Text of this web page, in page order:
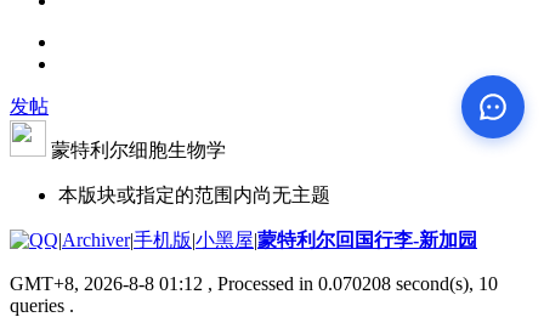
发帖
蒙特利尔细胞生物学
本版块或指定的范围内尚无主题
|Archiver|手机版|小黑屋|蒙特利尔回国行李-新加园
GMT+8, 2026-8-8 01:12 , Processed in 0.070208 second(s), 10
queries .